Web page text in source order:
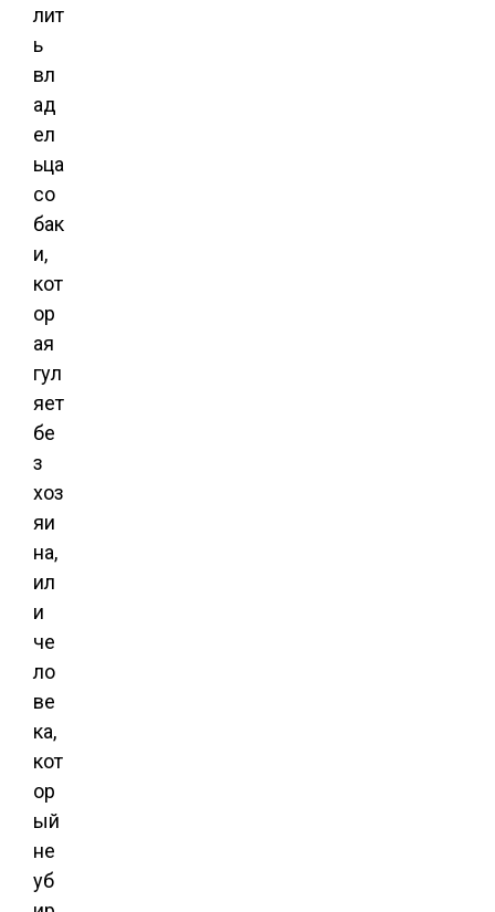
лит
ь
вл
ад
ел
ьца
со
бак
и,
кот
ор
ая
гул
яет
бе
з
хоз
яи
на,
ил
и
че
ло
ве
ка,
кот
ор
ый
не
уб